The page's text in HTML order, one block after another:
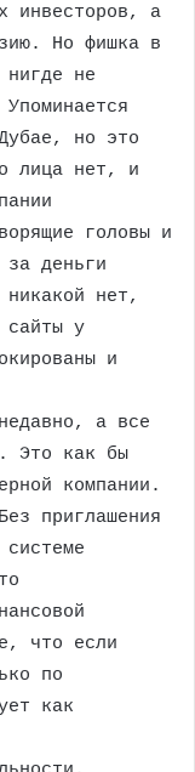
инвесторов, а
Но фишка в
не
но это
лица нет, и
головы и
за деньги
нет,
сайты у
и
а все
Это как бы
компании.
приглашения
что если
по
как